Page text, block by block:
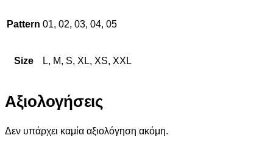
Pattern 01, 02, 03, 04, 05
Size L, M, S, XL, XS, XXL
Αξιολογήσεις
Δεν υπάρχει καμία αξιολόγηση ακόμη.